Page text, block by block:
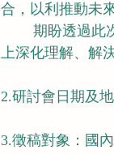
合，以利推動未
上深化理解、解
2.研討會日期及
3.徵稿對象：國